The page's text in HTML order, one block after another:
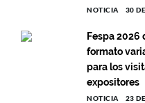
NOTICIA 30
Fespa 2026
formato
para los
expositores
NOTICIA 23